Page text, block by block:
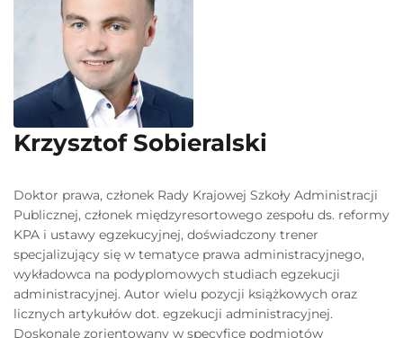
Krzysztof Sobieralski
Doktor prawa, członek Rady Krajowej Szkoły Administracji
Publicznej, członek międzyresortowego zespołu ds. reformy
KPA i ustawy egzekucyjnej, doświadczony trener
specjalizujący się w tematyce prawa administracyjnego,
wykładowca na podyplomowych studiach egzekucji
administracyjnej. Autor wielu pozycji książkowych oraz
licznych artykułów dot. egzekucji administracyjnej.
Doskonale zorientowany w specyfice podmiotów